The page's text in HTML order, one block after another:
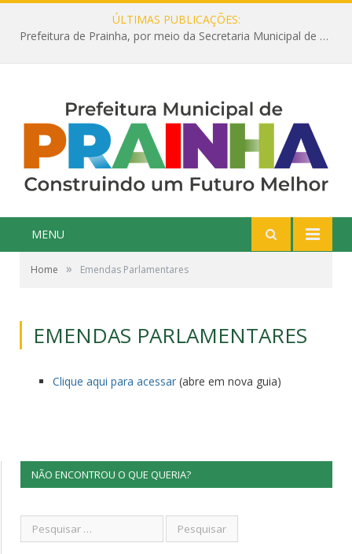
ÚLTIMAS PUBLICAÇÕES:
Prefeitura de Prainha, por meio da Secretaria Municipal de Educação, abre 354 vagas na área da Educação para 2025 com processo seletivo simplificado
MENU
Home » Emendas Parlamentares
EMENDAS PARLAMENTARES
Clique aqui para acessar (abre em nova guia)
NÃO ENCONTROU O QUE QUERIA?